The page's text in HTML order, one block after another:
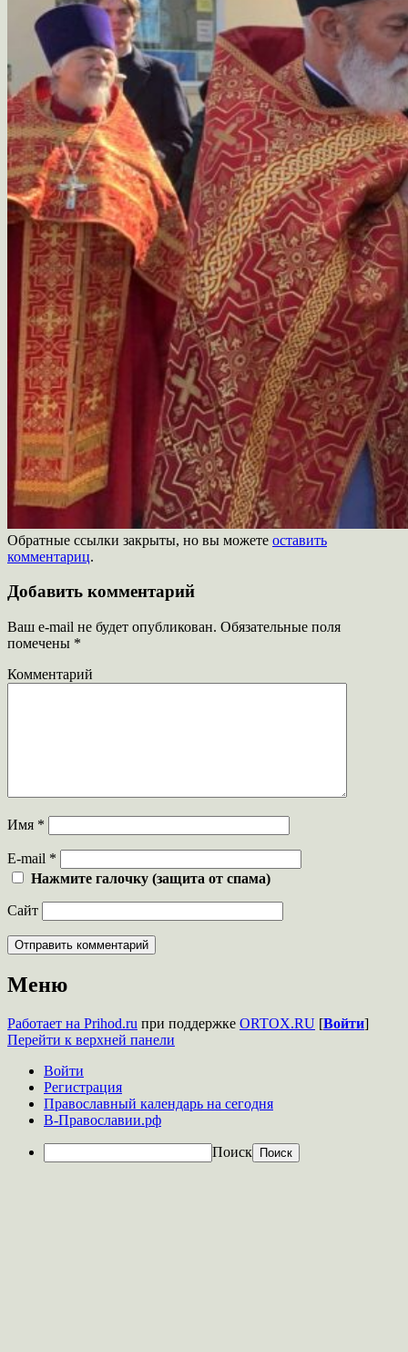
Обратные ссылки закрыты, но вы можете оставить
комментариц.
Добавить комментарий
Ваш e-mail не будет опубликован. Обязательные поля
помечены *
Комментарий
Имя *
E-mail *
Нажмите галочку (защита от спама)
Сайт
Меню
Работает на Prihod.ru при поддержке ORTOX.RU [Войти]
Перейти к верхней панели
Войти
Регистрация
Православный календарь на сегодня
В-Православии.рф
Поиск